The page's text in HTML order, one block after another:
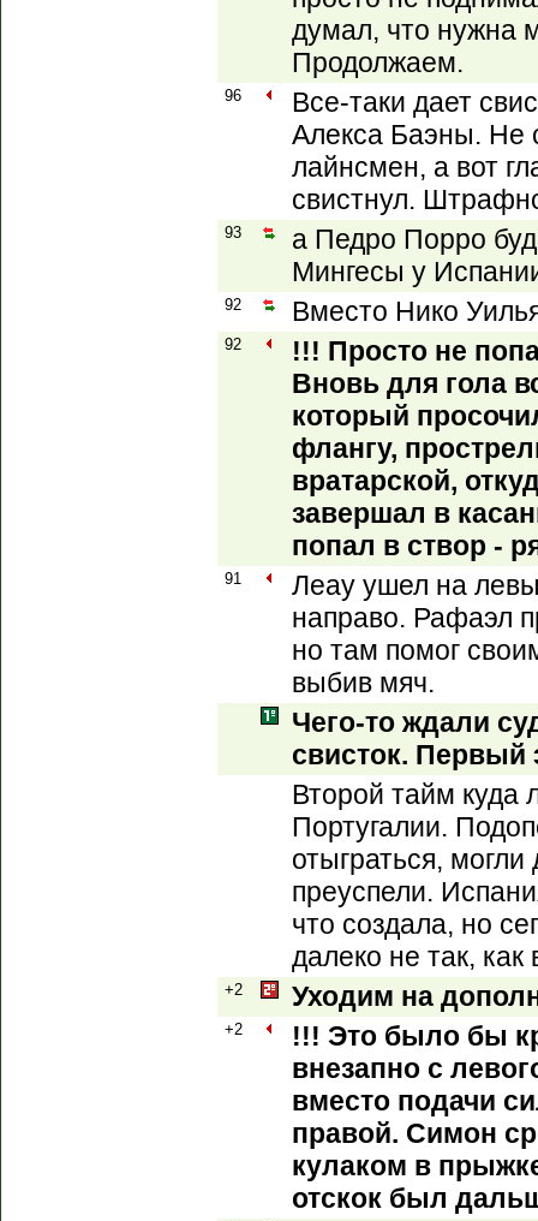
думал, что нужна
Продолжаем.
96
Все-таки дает
Алекса Баэны. Не
лайнсмен, а вот
свистнул.
93
а Педро Порро
Мингесы у
92 Вместо Нико
92
!!! Просто не
Вновь для гола
который
флангу,
вратарской,
завершал в
попал в створ -
91
Леау ушел на
направо. Рафаэл
но там помог
выбив мяч.
Чего-то ждали
свисток. Первый
Второй тайм куда
Португалии.
отыграться,
преуспели.
что создала, но
далеко не так,
+2 Уходим на
+2
!!! Это было бы
внезапно с
вместо подачи
правой. Симон
кулаком в
отскок был